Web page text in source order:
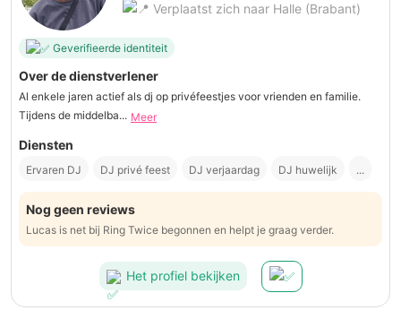
Verplaatst zich naar Halle (Brabant)
Geverifieerde identiteit
Over de dienstverlener
Al enkele jaren actief als dj op privéfeestjes voor vrienden en familie.
Tijdens de middelba... Meer
Diensten
Ervaren DJ DJ privé feest DJ verjaardag DJ huwelijk ...
Nog geen reviews
Lucas is net bij Ring Twice begonnen en helpt je graag verder.
Het profiel bekijken